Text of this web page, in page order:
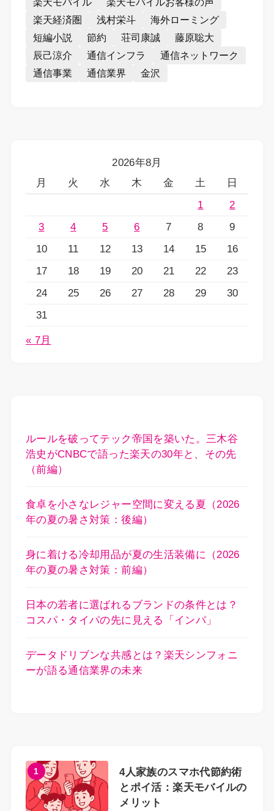
楽天モバイル
楽天モバイルお客様の声
楽天経済圏
浅村栄斗
海外ローミング
短編小説
節約 荘司康誠
藤原聡大
辰己涼介
通信インフラ
通信ネットワーク
通信事業
通信業界 金沢
2026年8月
月
火 水 木 金 土
日
1
2
3
4 5 6 7 8
9
10
11 12 13 14 15
16
17
18 19 20 21 22
23
24
25 26 27 28 29
30
31
« 7月
ルールを破ってテック帝国を築いた。三木谷
浩史がCNBCで語った楽天の30年と、その先
（前編）
食卓を小さなレジャー空間に変える夏（2026
年の夏の暑さ対策：後編）
身に着ける冷却用品が夏の生活装備に（2026
年の夏の暑さ対策：前編）
日本の若者に選ばれるブランドの条件とは？
コスパ・タイパの先に見える「インパ」
データドリブンな共感とは？楽天シンフォニ
ーが語る通信業界の未来
1
4人家族のスマホ代節約術
とポイ活：楽天モバイルの
メリット